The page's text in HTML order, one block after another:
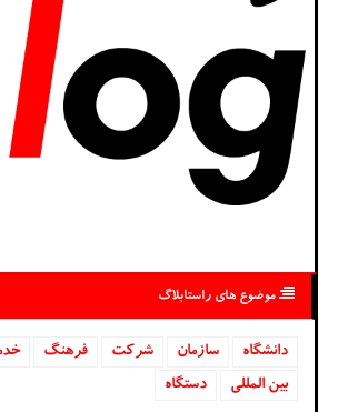
موضوع های راستابلاگ
دانشگاه‌ سازمان شركت فرهنگ
بین المللی
دستگاه